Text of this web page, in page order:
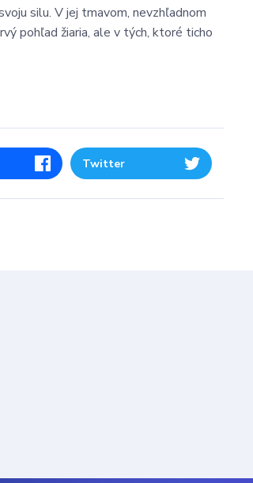
silu. V jej tmavom, nevzhľadnom
pohľad žiaria, ale v tých, ktoré ticho
Twitter